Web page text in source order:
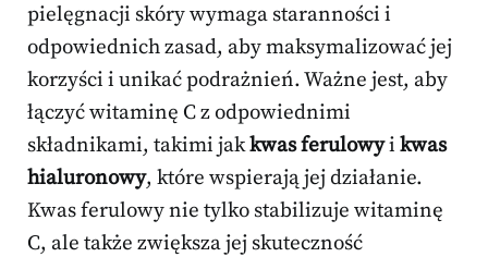
pielęgnacji skóry wymaga staranności i
odpowiednich zasad, aby maksymalizować jej
korzyści i unikać podrażnień. Ważne jest, aby
łączyć witaminę C z odpowiednimi
składnikami, takimi jakkwas ferulowyi kwas
hialuronowy, które wspierają jej działanie.
Kwas ferulowy nie tylko stabilizuje witaminę
C, ale także zwiększa jej skuteczność